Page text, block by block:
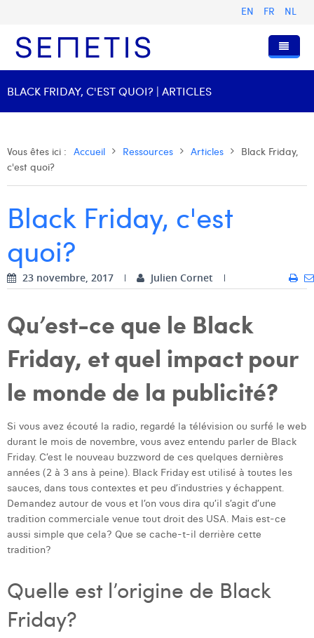
EN FR NL
Services
Digital Business Intelligence
Formations
Notre histoire
Anouk Allegaert
Arthur Collard
Camille Servais
Dhan Claes
Diane Tremouroux
Edouard Polet
Elio Civalleri
Eliott Pousset
Floriane Defacqz
Hanne Van Loock
Janne Beke
Justine Cremer
Laura Rooseleer
Nos valeurs
Omnicom Media Group
Certifications
Ressources
Présentations et Cas
Communiqués de presse
Rejoignez-nous
Digital Business Consultant NL
Digital Business Analyst
Contact
BLACK FRIDAY, C'EST QUOI? | ARTICLES
Vous êtes ici : Accueil Ressources Articles
Black Friday,
c'est quoi?
Black Friday, c'est
quoi?
23 novembre, 2017 Julien Cornet
Qu’est-ce que le Black
Friday, et quel impact pour
le monde de la publicité?
Si vous avez écouté la radio, regardé la télévision ou surfé le web
durant le mois de novembre, vous avez entendu parler de Black
Friday. C’est le nouveau buzzword de ces quelques dernières
années (2 à 3 ans à peine). Black Friday est utilisé à toutes les
sauces, dans tous contextes et peu d’industries y échappent.
Demandez autour de vous et l’on vous dira qu’il s’agit d’une
tradition commerciale venue tout droit des USA. Mais est-ce
aussi simple que cela? Que se cache-t-il derrière cette
tradition?
Quelle est l’origine de Black
Friday?